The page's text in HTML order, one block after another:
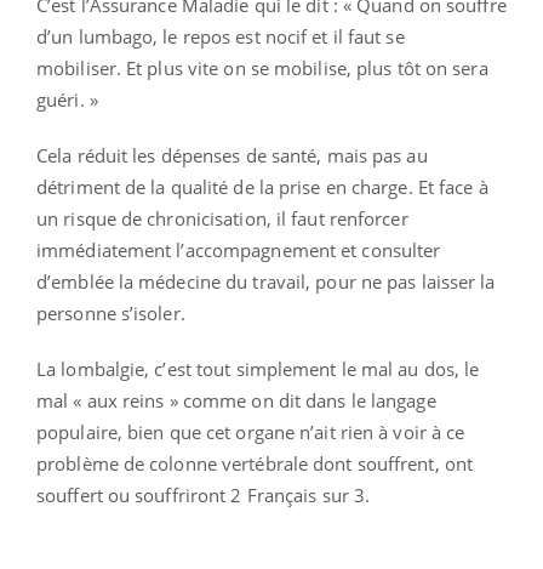
d’un lumbago, le repos est nocif et il faut se
mobiliser. Et plus vite on se mobilise, plus tôt on sera
guéri. »
Cela réduit les dépenses de santé, mais pas au
détriment de la qualité de la prise en charge. Et face à
un risque de chronicisation, il faut renforcer
immédiatement l’accompagnement et consulter
d’emblée la médecine du travail, pour ne pas laisser la
personne s’isoler.
La lombalgie, c’est tout simplement le mal au dos, le
mal « aux reins » comme on dit dans le langage
populaire, bien que cet organe n’ait rien à voir à ce
problème de colonne vertébrale dont souffrent, ont
souffert ou souffriront 2 Français sur 3.